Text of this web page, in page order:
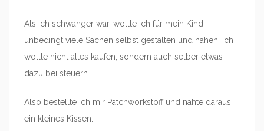
Als ich schwanger war, wollte ich für mein Kind
unbedingt viele Sachen selbst gestalten und nähen. Ich
wollte nicht alles kaufen, sondern auch selber etwas
dazu bei steuern.
Also bestellte ich mir Patchworkstoff und nähte daraus
ein kleines Kissen.